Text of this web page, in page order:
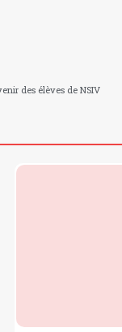
des élèves de NSIV